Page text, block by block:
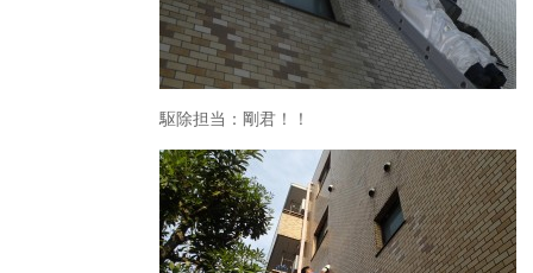
駆除担当：剛君！！